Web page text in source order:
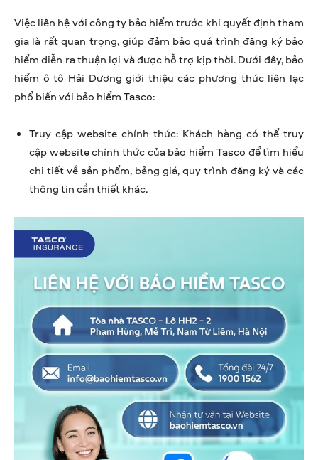
Việc liên hệ với công ty bảo hiểm trước khi quyết định tham
gia là rất quan trọng, giúp đảm bảo quá trình đăng ký bảo
hiểm diễn ra thuận lợi và được hỗ trợ kịp thời. Dưới đây, bảo
hiểm ô tô Hải Dương giới thiệu các phương thức liên lạc
phổ biến với bảo hiểm Tasco:
Truy cập website chính thức: Khách hàng có thể truy
cập website chính thức của bảo hiểm Tasco để tìm hiểu
chi tiết về sản phẩm, bảng giá, quy trình đăng ký và các
thông tin cần thiết khác.